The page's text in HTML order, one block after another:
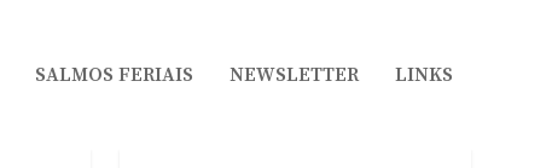
SALMOS FERIAIS NEWSLETTER LINKS